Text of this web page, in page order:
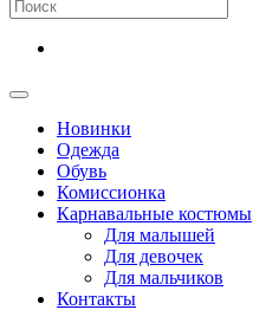
Новинки
Одежда
Обувь
Комиссионка
Карнавальные костюмы
Для малышей
Для девочек
Для мальчиков
Контакты